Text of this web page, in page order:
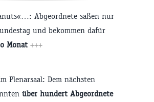
Abgeordnete saßen nur
und bekommen dafür
Monat +++
Plenarsaal: Dem nächsten
über hundert Abgeordnete